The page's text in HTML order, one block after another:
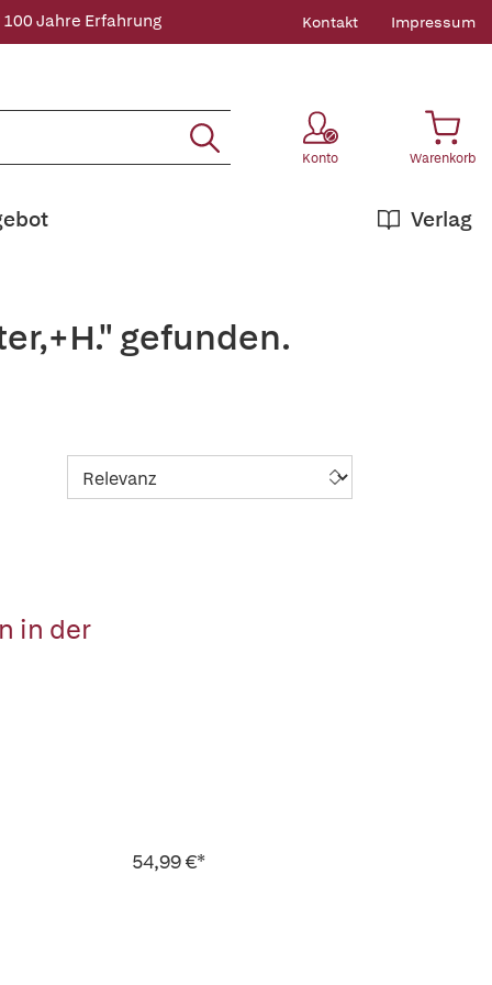
100 Jahre Erfahrung Kontakt Impressum
Konto Warenkorb
Verlag
gefunden.
in der
54,99 €*